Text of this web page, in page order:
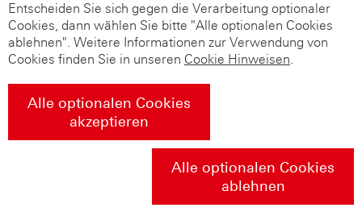
Entscheiden Sie sich gegen die Verarbeitung optionaler
Cookies, dann wählen Sie bitte "Alle optionalen Cookies
ablehnen". Weitere Informationen zur Verwendung von
Cookies finden Sie in unseren Cookie Hinweisen.
Alle optionalen Cookies
akzeptieren
Alle optionalen Cookies
ablehnen